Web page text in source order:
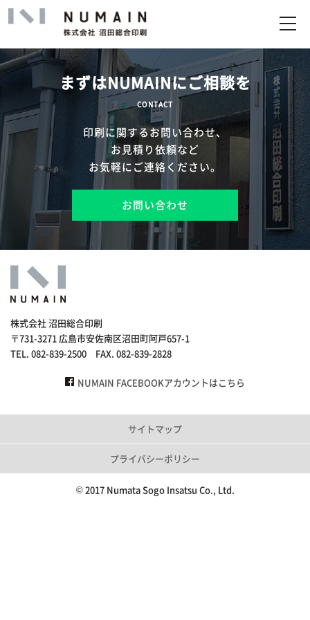
トップ
サービス
実績
企業情報
アップロード
まずはNUMAINにご相談を
CONTACT
印刷に関するお問い合わせ、
お見積り依頼など
お気軽にご連絡ください。
お問い合わせ
株式会社 沼田総合印刷
〒731-3271 広島市安佐南区沼田町阿戸657-1
TEL. 082-839-2500 FAX. 082-839-2828
NUMAIN FACEBOOKアカウントはこちら
サイトマップ
プライバシーポリシー
© 2017 Numata Sogo Insatsu Co., Ltd.